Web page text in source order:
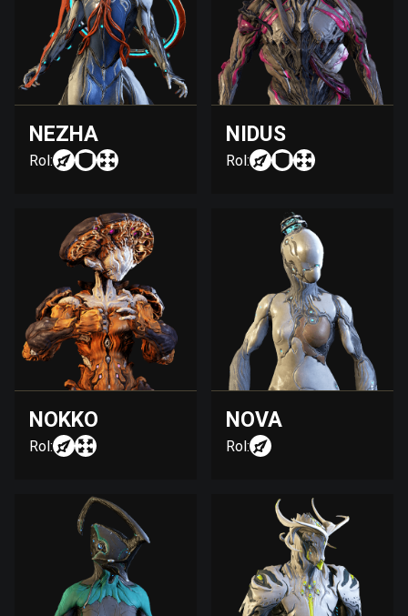
NEZHA
Rol:
NIDUS
Rol:
NOKKO
Rol:
NOVA
Rol: